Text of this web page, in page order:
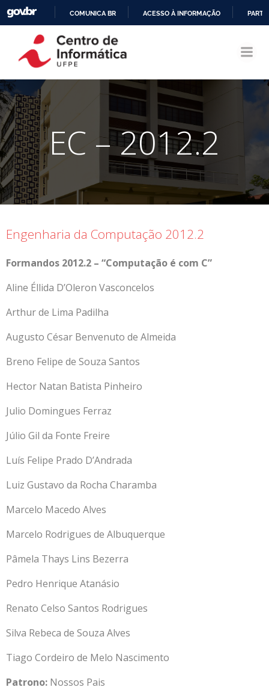
CONTEÚDO
COMUNICA BR ACESSO À INFORMAÇÃO
EC – 2012.2
Engenharia da Computação 2012.2
Formandos 2012.2 – “Computação é com C”
Aline Éllida D’Oleron Vasconcelos
Arthur de Lima Padilha
Augusto César Benvenuto de Almeida
Breno Felipe de Souza Santos
Hector Natan Batista Pinheiro
Julio Domingues Ferraz
Júlio Gil da Fonte Freire
Luís Felipe Prado D’Andrada
Luiz Gustavo da Rocha Charamba
Marcelo Macedo Alves
Marcelo Rodrigues de Albuquerque
Pâmela Thays Lins Bezerra
Pedro Henrique Atanásio
Renato Celso Santos Rodrigues
Silva Rebeca de Souza Alves
Tiago Cordeiro de Melo Nascimento
Patrono: Nossos Pais